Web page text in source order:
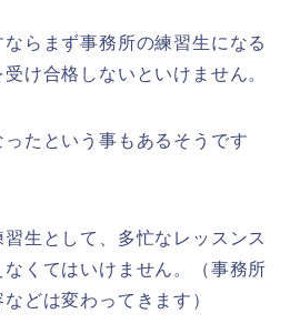
らまず事務所の練習生になる
け合格しないといけません。
たという事もあるそうです
生として、多忙なレッスンス
くてはいけません。（事務所
どは変わってきます）